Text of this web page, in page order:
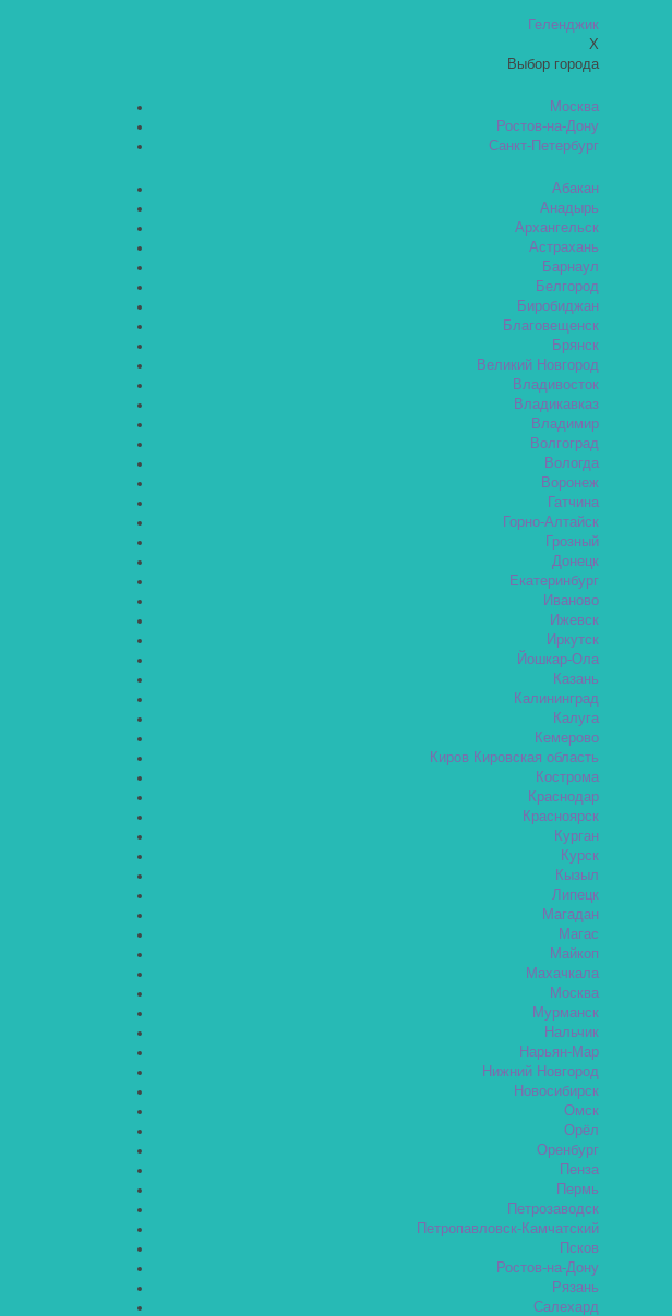
Геленджик
X
Выбор города
Москва
Ростов-на-Дону
Санкт-Петербург
Абакан
Анадырь
Архангельск
Астрахань
Барнаул
Белгород
Биробиджан
Благовещенск
Брянск
Великий Новгород
Владивосток
Владикавказ
Владимир
Волгоград
Вологда
Воронеж
Гатчина
Горно-Алтайск
Грозный
Донецк
Екатеринбург
Иваново
Ижевск
Иркутск
Йошкар-Ола
Казань
Калининград
Калуга
Кемерово
Киров Кировская область
Кострома
Краснодар
Красноярск
Курган
Курск
Кызыл
Липецк
Магадан
Магас
Майкоп
Махачкала
Москва
Мурманск
Нальчик
Нарьян-Мар
Нижний Новгород
Новосибирск
Омск
Орёл
Оренбург
Пенза
Пермь
Петрозаводск
Петропавловск-Камчатский
Псков
Ростов-на-Дону
Рязань
Салехард